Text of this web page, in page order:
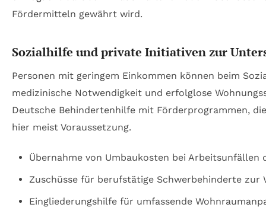
Fördermitteln gewährt wird.
Sozialhilfe und private Initiativen zur
Personen mit geringem Einkommen können beim
medizinische Notwendigkeit und erfolglose
Deutsche Behindertenhilfe mit Förderprogrammen,
hier meist Voraussetzung.
Übernahme von Umbaukosten bei Arbeitsunfällen
Zuschüsse für berufstätige Schwerbehinderte zur
Eingliederungshilfe für umfassende